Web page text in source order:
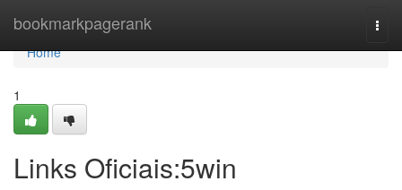
bookmarkpagerank
Home
Home
1
Links Oficiais:5win